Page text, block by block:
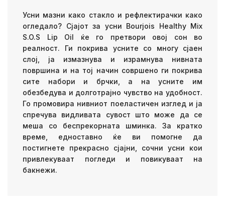
Усни мазни како стакло и рефлектирачки како
огледало? Сјајот за усни Bourjois Healthy Mix
S.O.S Lip Oil ќе го претвори овој сон во
реалност. Ги покрива усните со многу сјаен
слој, ја измазнува и израмнува нивната
површина и на тој начин совршено ги покрива
сите набори и брчки, а на усните им
обезбедува и долготрајно чувство на удобност.
Го промовира нивниот поеластичен изглед и ја
спречува видливата сувост што може да се
меша со беспрекорната шминка. За кратко
време, едноставно ќе ви помогне да
постигнете прекрасно сјајни, сочни усни кои
привлекуваат погледи и повикуваат на
бакнежи.